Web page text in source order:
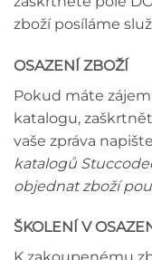
zboží posíláme
OSAZENÍ ZBOŽÍ
Pokud máte
katalogu,
vaše zpráva
katalogů
objednat zboží
ŠKOLENÍ V